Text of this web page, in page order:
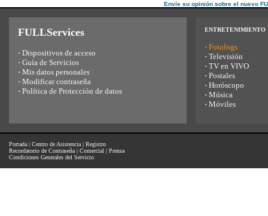
Envíe su opinión sobre el nuevo
FULLServices
· Dispositivos de acceso
· Guía de Servicios
· Mis datos personales
· Modificar contraseña
· Política de Protección de datos
ENTRETENIMIENTO
· Fotologs
· Televisión
· TV en VIVO
· Postales
· Horóscopo
· Música
· Móviles
Portada | Centro de Asistencia | Registro
Recordatorio de Contraseña | Comercial | Prensa
Condiciones Generales del Servicio